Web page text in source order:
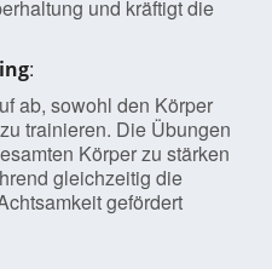
und kräftigt die
:
ab, sowohl den Körper
trainieren. Die Übungen
Körper zu stärken
gleichzeitig die
gefördert